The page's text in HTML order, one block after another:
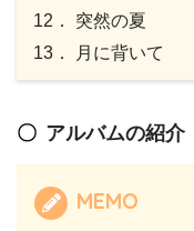
12． 突然の夏
13． 月に背いて
アルバムの紹介
MEMO